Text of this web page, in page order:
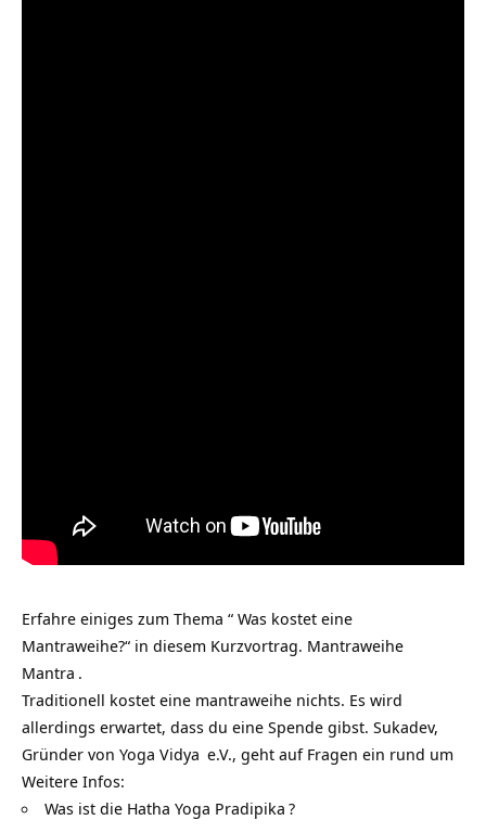
Erfahre einiges zum Thema “ Was kostet eine
Mantraweihe?“ in diesem Kurzvortrag. Mantraweihe
Mantra .
Traditionell kostet eine mantraweihe nichts. Es wird
allerdings erwartet, dass du eine Spende gibst. Sukadev,
Gründer von Yoga Vidya e.V., geht auf Fragen ein rund um
Weitere Infos:
Was ist die Hatha Yoga Pradipika ?